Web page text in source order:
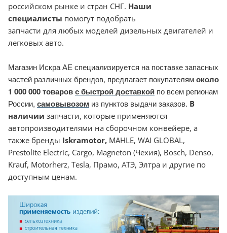
российском рынке и стран СНГ. Наши
специалисты помогут подобрать
запчасти для любых моделей дизельных двигателей и
легковых авто.
Магазин Искра АЕ специализируется на поставке запасных
частей различных брендов, предлагает покупателямоколо
1 000 000 товаровс быстрой доставкой по всем регионам
России, самовывозом из пунктов выдачи заказов. В
наличии запчасти, которые применяются
автопроизводителями на сборочном конвейере, а
также бренды Iskramotor, MAHLE, WAI GLOBAL,
Prestolite Electric, Cargo, Magneton (Чехия), Bosch, Denso,
Krauf, Motorherz, Tesla, Прамо, АТЭ, Элтра и другие по
доступным ценам.